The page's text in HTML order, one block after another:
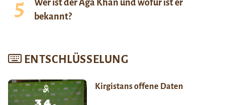
Wer ist der Aga Khan und wofür ist er
bekannt?
ENTSCHLÜSSELUNG
Kirgistans offene Daten